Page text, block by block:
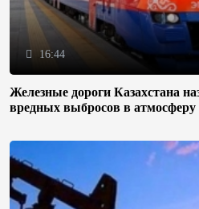
16:44
Железные дороги Казахстана
вредных выбросов в атмосферу